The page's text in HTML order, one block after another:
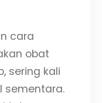
cara
obat
sering kali
sementara.